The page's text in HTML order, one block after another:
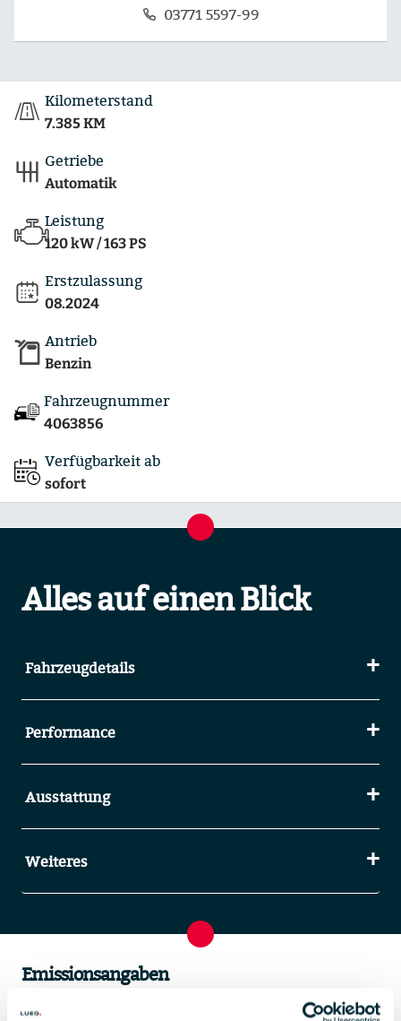
03771 5597-99
Kilometerstand
7.385 KM
Getriebe
Automatik
Leistung
120 kW / 163 PS
Erstzulassung
08.2024
Antrieb
Benzin
Fahrzeugnummer
4063856
Verfügbarkeit ab
sofort
Alles auf einen Blick
Fahrzeugdetails
Performance
Ausstattung
Weiteres
Emissionsangaben